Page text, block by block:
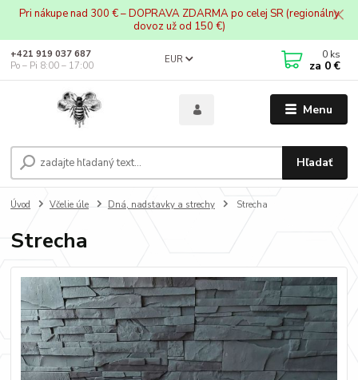
Pri nákupe nad 300 € – DOPRAVA ZDARMA po celej SR (regionálny
dovoz už od 150 €)
Menu
EUR
Hľadať
+421 919 037 687
Po – Pi 8:00 – 17:00
0 ks
za 0 €
Úvod Včelie úle Dná, nadstavky a strechy Strecha
Strecha